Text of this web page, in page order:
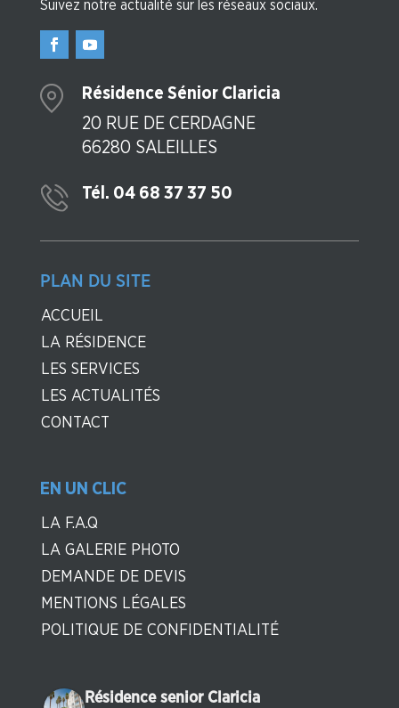
Suivez notre actualité sur les réseaux sociaux.
Résidence Sénior Claricia
20 RUE DE CERDAGNE
66280 SALEILLES
Tél. 04 68 37 37 50
PLAN DU SITE
ACCUEIL
LA RÉSIDENCE
LES SERVICES
LES ACTUALITÉS
CONTACT
EN UN CLIC
LA F.A.Q
LA GALERIE PHOTO
DEMANDE DE DEVIS
MENTIONS LÉGALES
POLITIQUE DE CONFIDENTIALITÉ
Résidence senior Claricia